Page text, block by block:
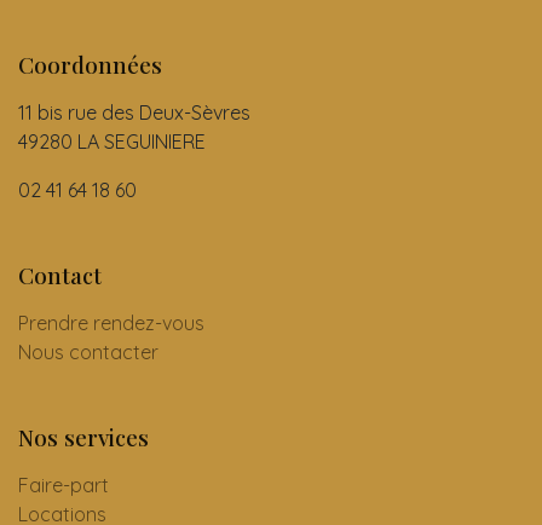
Coordonnées
11 bis rue des Deux-Sèvres
49280 LA SEGUINIERE
02 41 64 18 60
Contact
Prendre rendez-vous
Nous contacter
Nos services
Faire-part
Locations